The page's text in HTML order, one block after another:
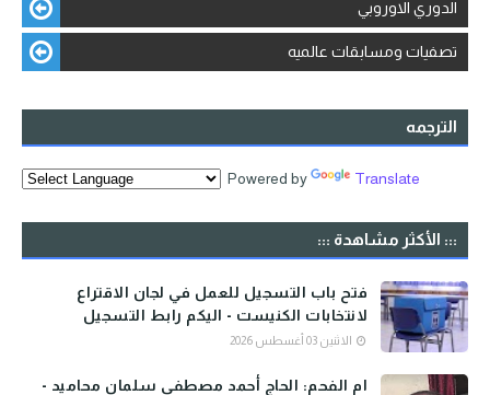
الدوري الاوروبي
تصفيات ومسابقات عالميه
الترجمه
Powered by Translate
::: الأكثر مشاهدة :::
فتح باب التسجيل للعمل في لجان الاقتراع
لانتخابات الكنيست - اليكم رابط التسجيل
الاثنين 03 أغسطس 2026
ام الفحم: الحاج أحمد مصطفى سلمان محاميد -